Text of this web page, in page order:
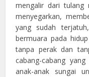
mengalir dari tulang
menyegarkan,
yang sudah
bermuara pada
tanpa perak dan
cabang-cabang
anak-anak sungai